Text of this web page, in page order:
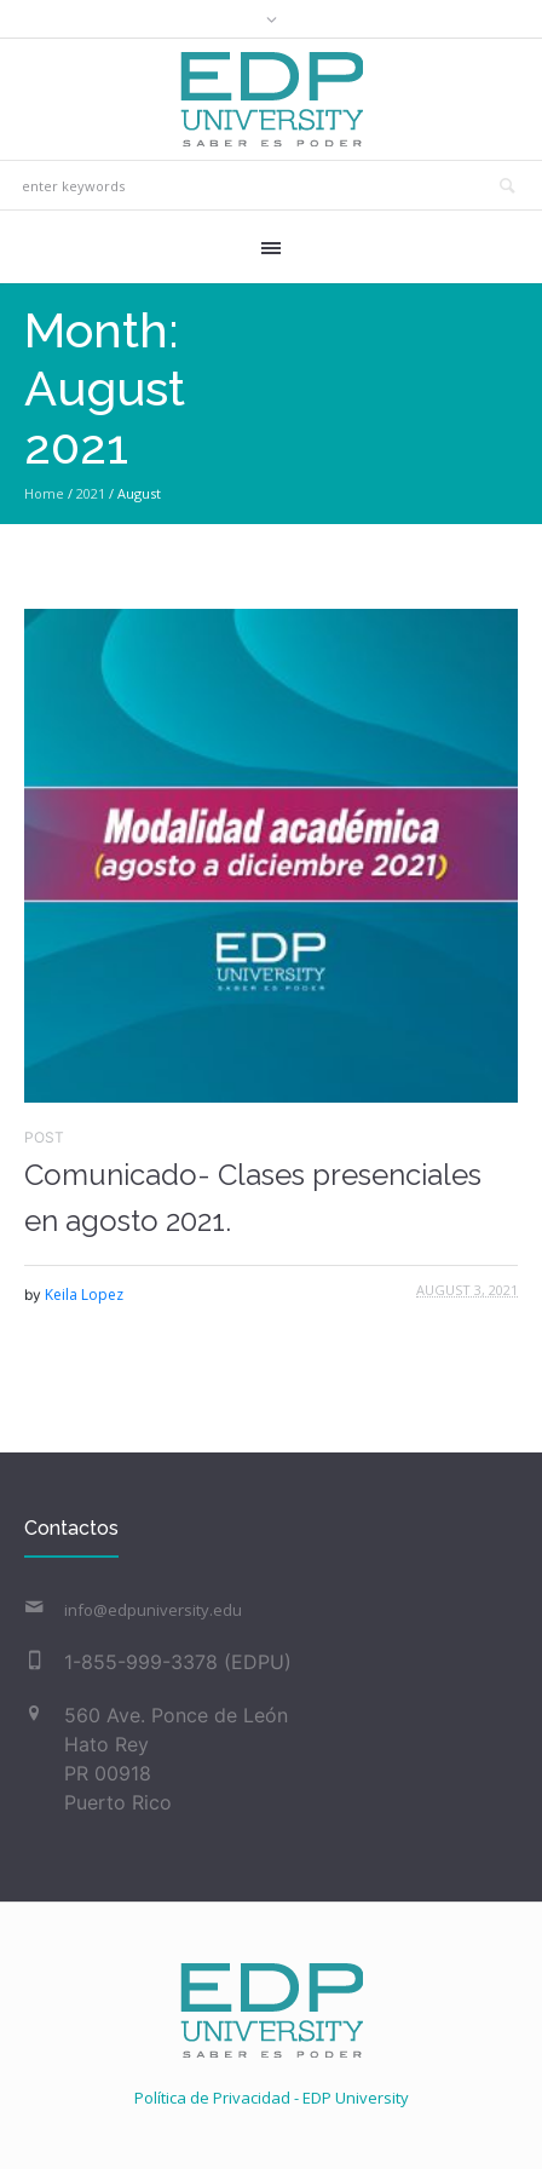
Month:
August
2021
Home / 2021 / August
POST
Comunicado- Clases presenciales
en agosto 2021.
AUGUST 3, 2021
by Keila Lopez
Contactos
info@edpuniversity.edu
1-855-999-3378 (EDPU)
560 Ave. Ponce de León
Hato Rey
PR 00918
Puerto Rico
Política de Privacidad - EDP University